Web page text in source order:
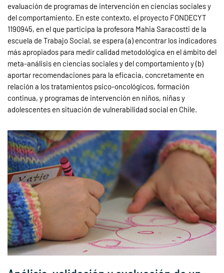
evaluación de programas de intervención en ciencias sociales y
del comportamiento. En este contexto, el proyecto FONDECYT
1190945, en el que participa la profesora Mahia Saracostti de la
escuela de Trabajo Social, se espera (a) encontrar los indicadores
más apropiados para medir calidad metodológica en el ámbito del
meta-análisis en ciencias sociales y del comportamiento y (b)
aportar recomendaciones para la eficacia, concretamente en
relación a los tratamientos psico-oncológicos, formación
continua, y programas de intervención en niños, niñas y
adolescentes en situación de vulnerabilidad social en Chile.